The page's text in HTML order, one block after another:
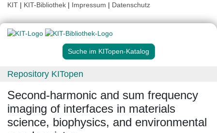
KIT | KIT-Bibliothek | Impressum | Datenschutz
Suche im KITopen-Katalog
Repository KITopen
Second-harmonic and sum frequency
imaging of interfaces in materials
science, biophysics, and environmental